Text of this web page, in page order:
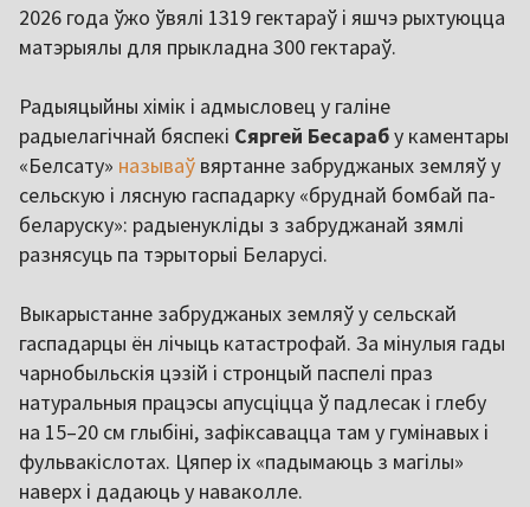
2026 года ўжо ўвялі 1319 гектараў і яшчэ рыхтуюцца
матэрыялы для прыкладна 300 гектараў.
Радыяцыйны хімік і адмысловец у галіне
радыелагічнай бяспекі Сяргей Бесарабу каментары
«Белсату» называў вяртанне забруджаных земляў у
сельскую і лясную гаспадарку «бруднай бомбай па-
беларуску»: радыенукліды з забруджанай зямлі
разнясуць па тэрыторыі Беларусі.
Выкарыстанне забруджаных земляў у сельскай
гаспадарцы ён лічыць катастрофай. За мінулыя гады
чарнобыльскія цэзій і стронцый паспелі праз
натуральныя працэсы апусціцца ў падлесак і глебу
на 15–20 см глыбіні, зафіксавацца там у гумінавых і
фульвакіслотах. Цяпер іх «падымаюць з магілы»
наверх і дадаюць у наваколле.